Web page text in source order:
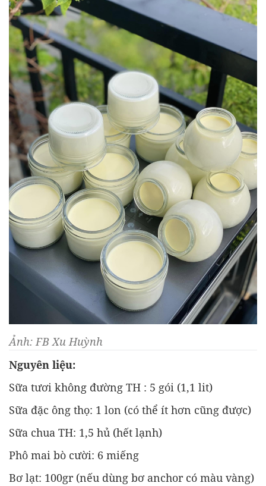
Ảnh: FB Xu Huỳnh
Nguyên liệu:
Sữa tươi không đường TH : 5 gói (1,1 lit)
Sữa đặc ông thọ: 1 lon (có thể ít hơn cũng được)
Sữa chua TH: 1,5 hủ (hết lạnh)
Phô mai bò cười: 6 miếng
Bơ lạt: 100gr (nếu dùng bơ anchor có màu vàng)